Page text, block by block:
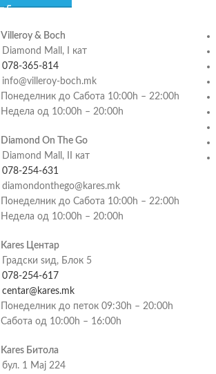
Villeroy & Boch
Diamond Mall, I кат
078-365-814
info@villeroy-boch.mk
Понеделник до Сабота 10:00h – 22:00h
Недела од 10:00h – 20:00h
Diamond On The Go
Diamond Mall, II кат
078-254-631
diamondonthego@kares.mk
Понеделник до Сабота 10:00h – 22:00h
Недела од 10:00h – 20:00h
Kares Центар
Градски ѕид, Блок 5
078-254-617
centar@kares.mk
Понеделник до петок 09:30h – 20:00h
Сабота од 10:00h – 16:00h
Kares Битола
бул. 1 Мај 224